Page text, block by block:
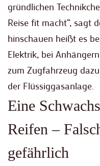
gründlichen
Reise fit macht“, sagt
hinschauen heißt es
Elektrik, bei
zum Zugfahrzeug
der Flüssiggasanlage.
Eine
Reifen –
gefährlich